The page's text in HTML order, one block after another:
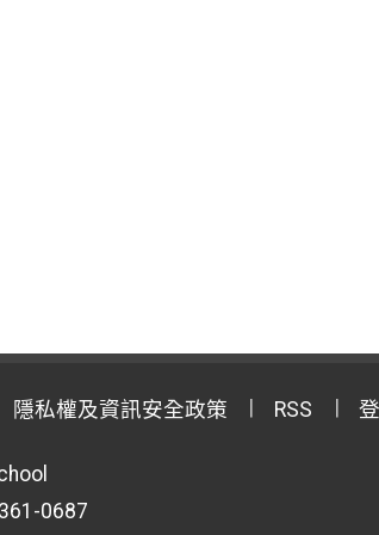
隱私權及資訊安全政策 RSS
0687